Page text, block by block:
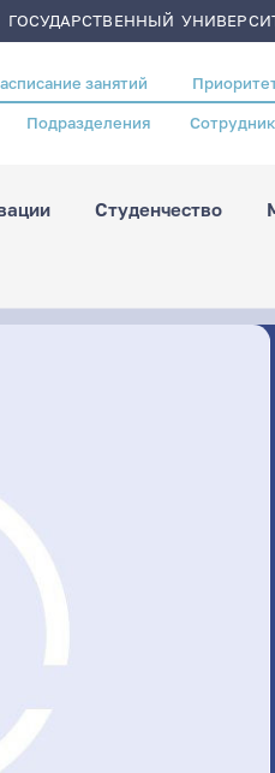
занятий
Подразделения
Студенчество